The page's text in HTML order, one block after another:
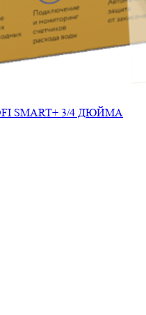
SMART+ 3/4 ДЮЙМА